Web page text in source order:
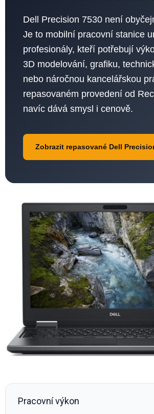
Dell Precision 7530 není
Je to mobilní pracovní stanice
profesionály, kteří potřebují
3D modelování, grafiku,
nebo náročnou kancelářskou
repasovaném provedení od
navíc dává smysl i cenově.
Zobrazit repasované Dell
Pracovní výkon